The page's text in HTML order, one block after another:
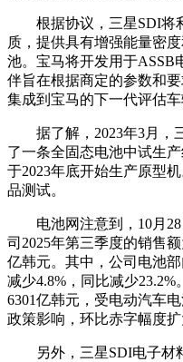
根据协议，三星SDI将
质，提供具有增强能量密
池。宝马将开发用于ASSB
伴旨在根据商定的参数和
集成到宝马的下一代评估车
据了解，2023年3月，
了一条全固态电池中试生
于2023年底开始生产原型
品测试。
电池网注意到，10月
司2025年第三季度的销售
亿韩元。其中，公司电池
减少4.8%，同比减少
6301亿韩元，受电动汽车
政策影响，环比赤字幅度扩
另外，三星SDI电子材